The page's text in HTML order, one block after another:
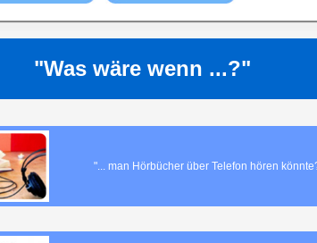
"Was wäre wenn ...?"
"... man Hörbücher über Telefon hören